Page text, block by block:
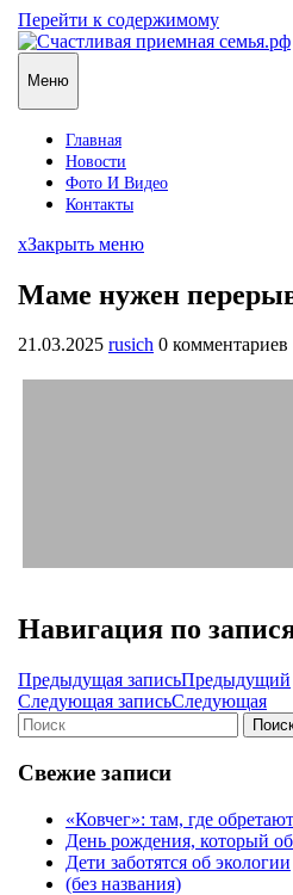
Перейти к содержимому
Меню
Главная
Новости
Фото И Видео
Контакты
xЗакрыть меню
Маме нужен
21.03.2025 rusich 0 комментариев
Навигация по
Предыдущая записьПредыдущий
Следующая записьСледующая
Свежие записи
«Ковчег»: там, где
День рождения, который
Дети заботятся об экологии
(без названия)